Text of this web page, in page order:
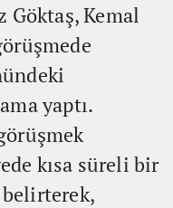
Kemal
yaptı.
kısa süreli bir